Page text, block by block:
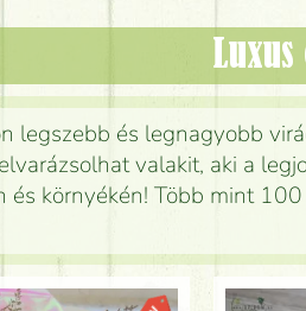
legszebb és legnagyobb
valakit, aki a
és környékén! Több mint